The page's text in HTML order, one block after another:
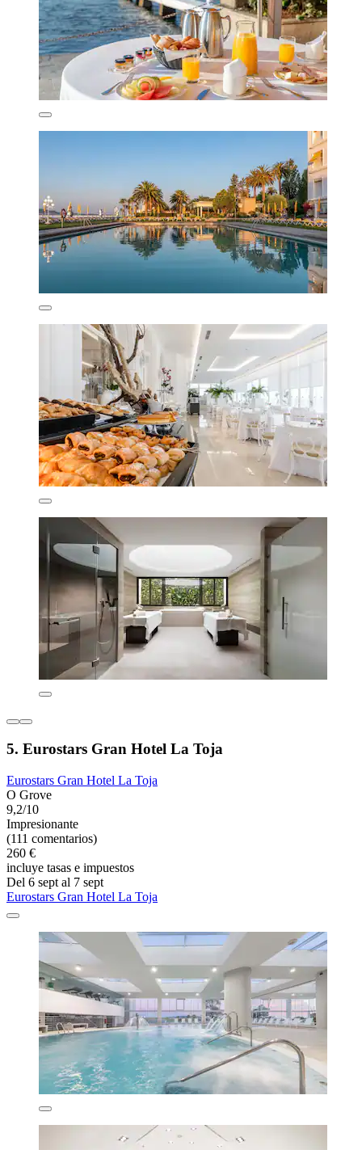
5. Eurostars Gran Hotel La Toja
Eurostars Gran Hotel La Toja
O Grove
9,2/10
Impresionante
(111 comentarios)
260 €
incluye tasas e impuestos
Del 6 sept al 7 sept
Eurostars Gran Hotel La Toja